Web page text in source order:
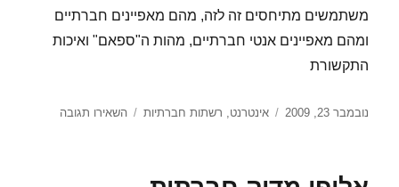
משתמשים מתיחסים זה לזה, מהם מאפיינים חברתיים
ומהם מאפיינים אנטי חברתיים, מהות ה"ספאם" ואיכות
התקשורת
פורסם
נובמבר 23, 2009 קטגוריות
אינטרנט, רשתות חברתיות השאירו תגובה